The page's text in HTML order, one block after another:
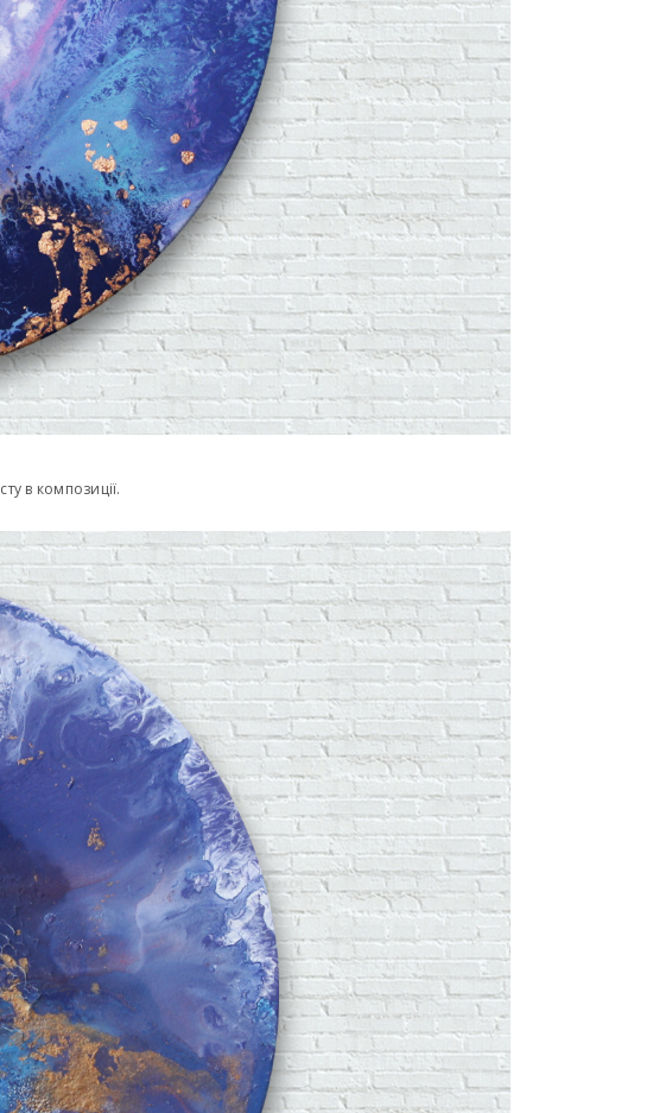
в композиції.